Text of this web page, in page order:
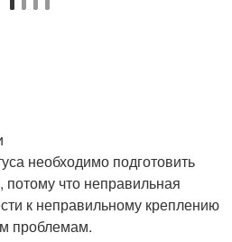
Плинтус от артема
необходимо подготовить
что неправильная
к неправильному креплению
проблемам.